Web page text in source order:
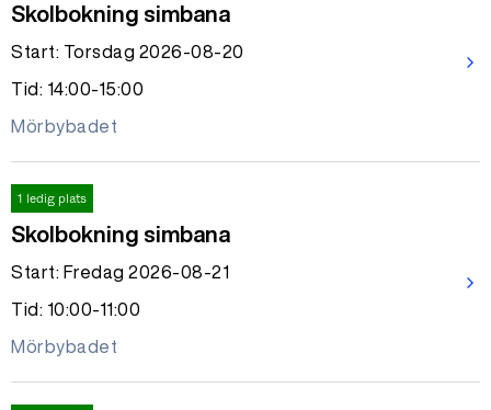
Skolbokning simbana
Start: Torsdag 2026-08-20
Tid: 14:00-15:00
Mörbybadet
arrow_forward_ios
1 ledig plats
Skolbokning simbana
Start: Fredag 2026-08-21
Tid: 10:00-11:00
Mörbybadet
arrow_forward_ios